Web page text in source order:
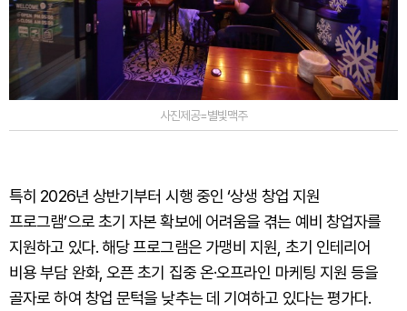
사진제공=별빛맥주
특히 2026년 상반기부터 시행 중인 ‘상생 창업 지원
프로그램’으로 초기 자본 확보에 어려움을 겪는 예비 창업자를
지원하고 있다. 해당 프로그램은 가맹비 지원, 초기 인테리어
비용 부담 완화, 오픈 초기 집중 온·오프라인 마케팅 지원 등을
골자로 하여 창업 문턱을 낮추는 데 기여하고 있다는 평가다.